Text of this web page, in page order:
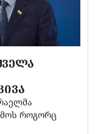
როგორც